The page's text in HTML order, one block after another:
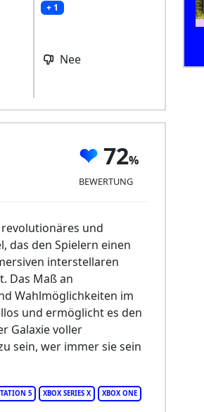
+ 1
Nee
72
BEWERTUNG
5 XBOX SERIES X XBOX ONE
und
das den Spielern einen
interstellaren
Das Maß an
Wahlmöglichkeiten im
und ermöglicht es den
Galaxie voller
sein, wer immer sie sein